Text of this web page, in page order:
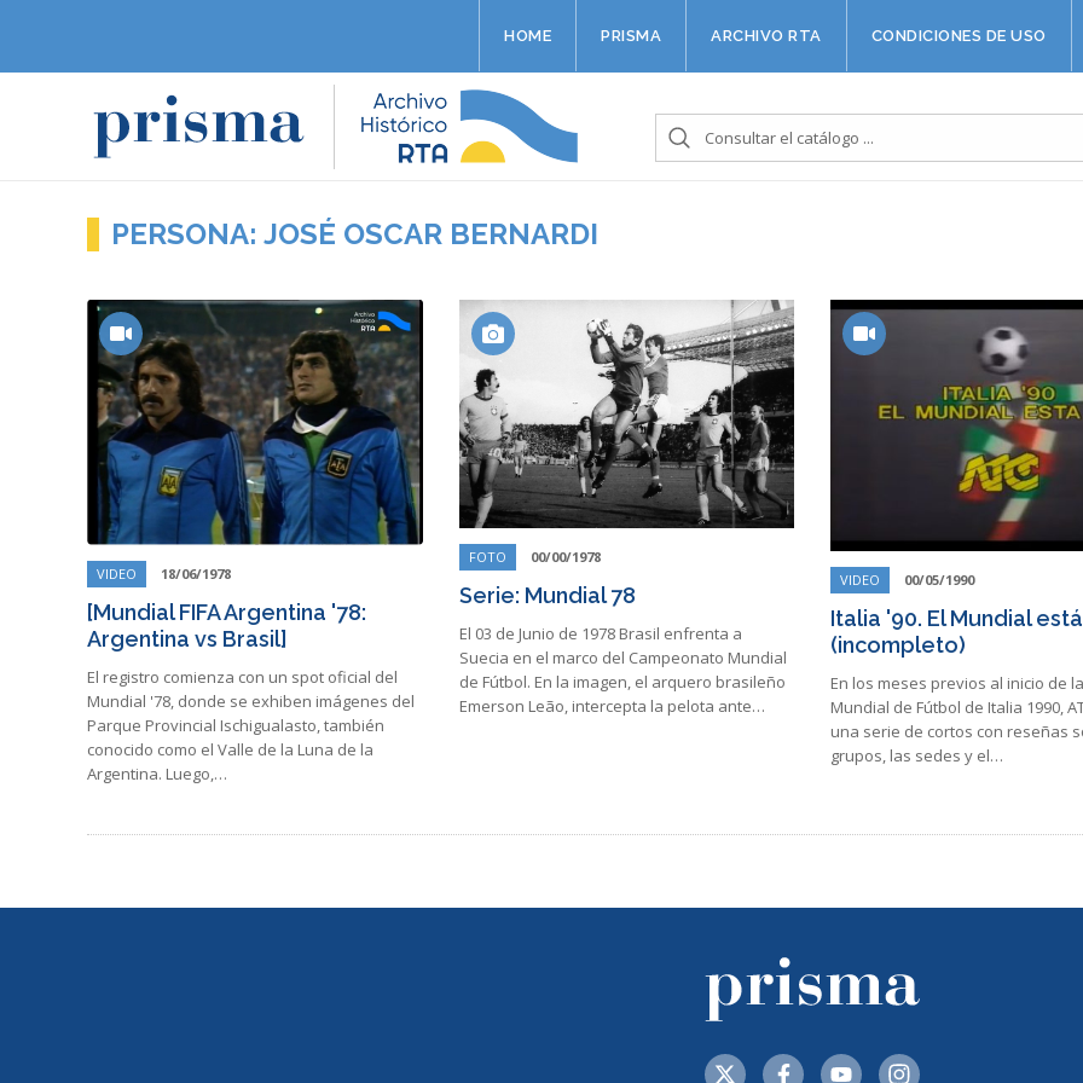
HOME PRISMA ARCHIVO RTA CONDICIONES DE USO
PERSONA: JOSÉ OSCAR BERNARDI
VIDEO 18/06/1978
[Mundial FIFA Argentina '78:
Argentina vs Brasil]
El registro comienza con un spot oficial del
Mundial '78, donde se exhiben imágenes del
Parque Provincial Ischigualasto, también
conocido como el Valle de la Luna de la
Argentina. Luego,…
FOTO 00/00/1978
Serie: Mundial 78
El 03 de Junio de 1978 Brasil enfrenta a
Suecia en el marco del Campeonato Mundial
de Fútbol. En la imagen, el arquero brasileño
Emerson Leão, intercepta la pelota ante…
VIDEO 00/05/1990
Italia '90. El Mundial
(incompleto)
En los meses previos al inicio de
Mundial de Fútbol de Italia 1990,
una serie de cortos con reseñas
grupos, las sedes y el…